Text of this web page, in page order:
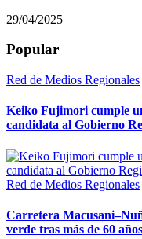
29/04/2025
Popular
Red de Medios Regionales
Keiko Fujimori cumple
candidata al Gobierno
Red de Medios Regionales
Carretera
verde tras más de 60 años